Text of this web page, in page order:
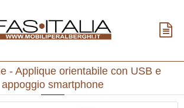
- Applique orientabile con USB e
appoggio smartphone